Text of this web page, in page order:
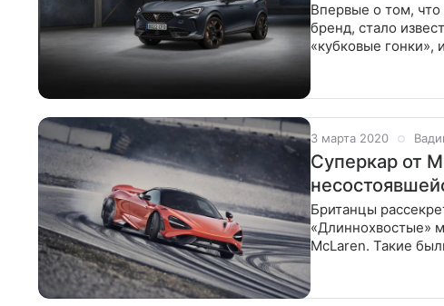
Впервые о том, что
бренд, стало
«кубковые гонки»,
3 марта 2020
Суперкар от
Британцы
«Длиннохвостые»
McLaren. Такие